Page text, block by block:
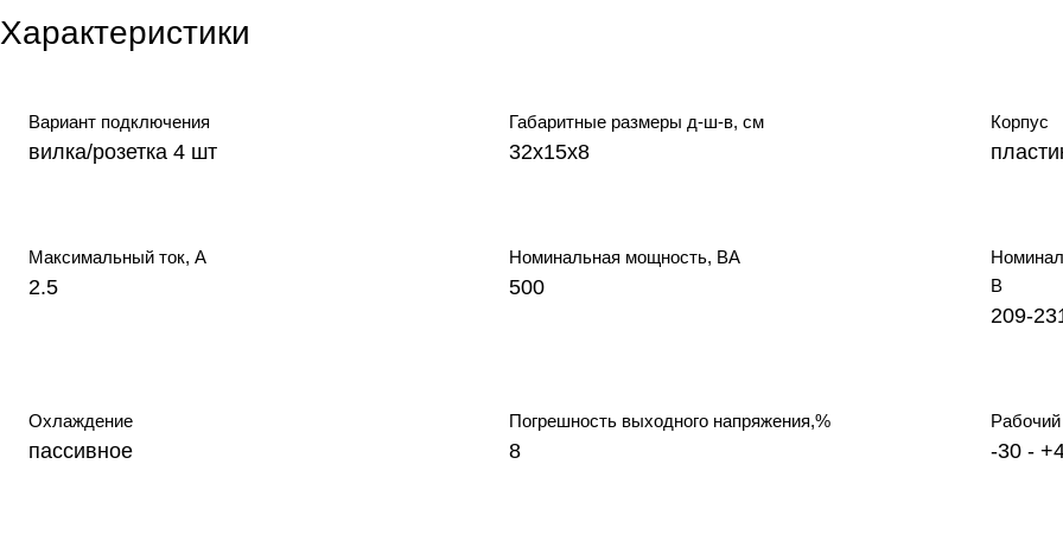
Характеристики
Вариант подключения
вилка/розетка 4 шт
Габаритные размеры д-ш-в, см
32х15х8
Корпус
Максимальный ток, А
2.5
Номинальная мощность, ВА
500
В
209-
Охлаждение
пассивное
Погрешность выходного напряжения,%
8 -30 -